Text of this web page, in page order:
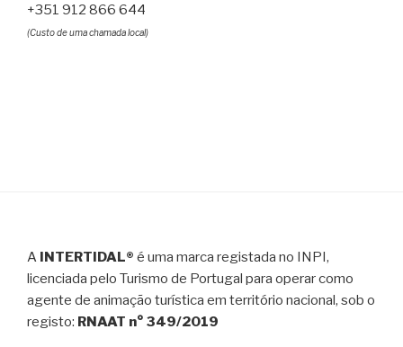
+351 912 866 644
(Custo de uma chamada local)
A INTERTIDAL® é uma marca registada no INPI,
licenciada pelo Turismo de Portugal para operar como
agente de animação turística em território nacional, sob o
registo: RNAAT n° 349/2019